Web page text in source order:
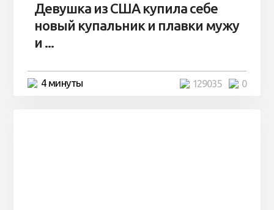
Девушка из США купила себе
новый купальник и плавки мужу
и ...
4 минуты 0
129035